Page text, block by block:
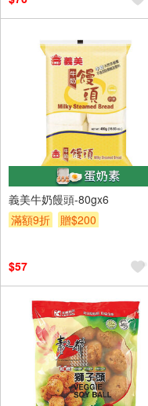
義美牛奶饅頭-80gx6
滿額9折
贈$200
$57